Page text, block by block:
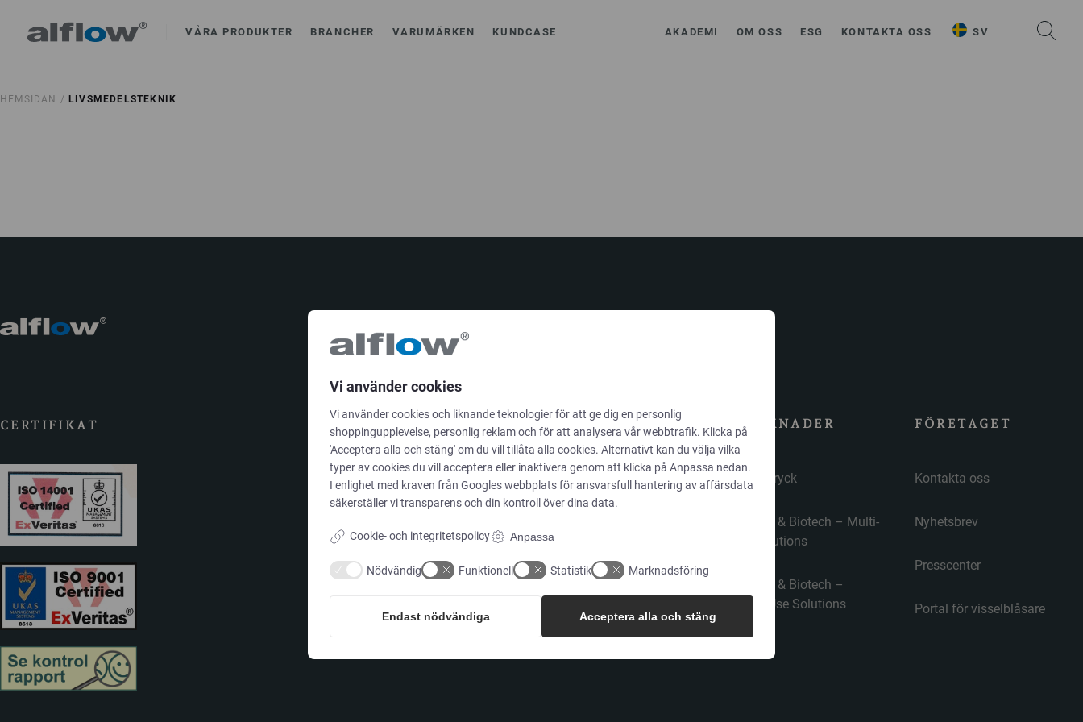
VÅRA PRODUKTER BRANCHER VARUMÄRKEN KUNDCASE AKADEMI OM OSS ESG KONTAKTA OSS SV
HEMSIDAN / LIVSMEDELSTEKNIK
CERTIFIKAT LÖSNINGAR
Varumärken
Våra produkter
Tjänster
MARKNADER
Mat & dryck
Pharma & Biotech – Multi-
Use Solutions
Pharma & Biotech –
Single-Use Solutions
FÖRETAGET
Kontakta oss
Nyhetsbrev
Presscenter
Portal för visselblåsare
Vi använder cookies
Vi använder cookies och liknande teknologier för att ge dig en personlig
shoppingupplevelse, personlig reklam och för att analysera vår webbtrafik. Klicka på
'Acceptera alla och stäng' om du vill tillåta alla cookies. Alternativt kan du välja vilka
typer av cookies du vill acceptera eller inaktivera genom att klicka på Anpassa nedan.
I enlighet med kraven från Googles webbplats för ansvarsfull hantering av affärsdata
säkerställer vi transparens och din kontroll över dina data.
Cookie- och integritetspolicy Anpassa
Nödvändig Funktionell Statistik Marknadsföring
Endast nödvändiga Acceptera alla och stäng